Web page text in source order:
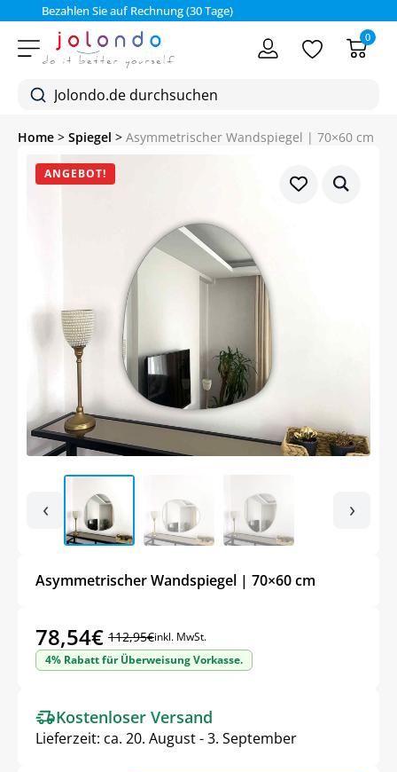
Bezahlen Sie auf Rechnung (30 Tage)
0
Home > Spiegel > Asymmetrischer Wandspiegel | 70×60 cm
ANGEBOT!
‹ ›
Asymmetrischer Wandspiegel | 70×60 cm
112,95€
Ursprünglicher
Preis
112,95€
78,54€
Aktueller
Preis
78,54€.
inkl. MwSt.
4% Rabatt für Überweisung Vorkasse.
Kostenloser Versand
Lieferzeit: ca. 20. August - 3. September